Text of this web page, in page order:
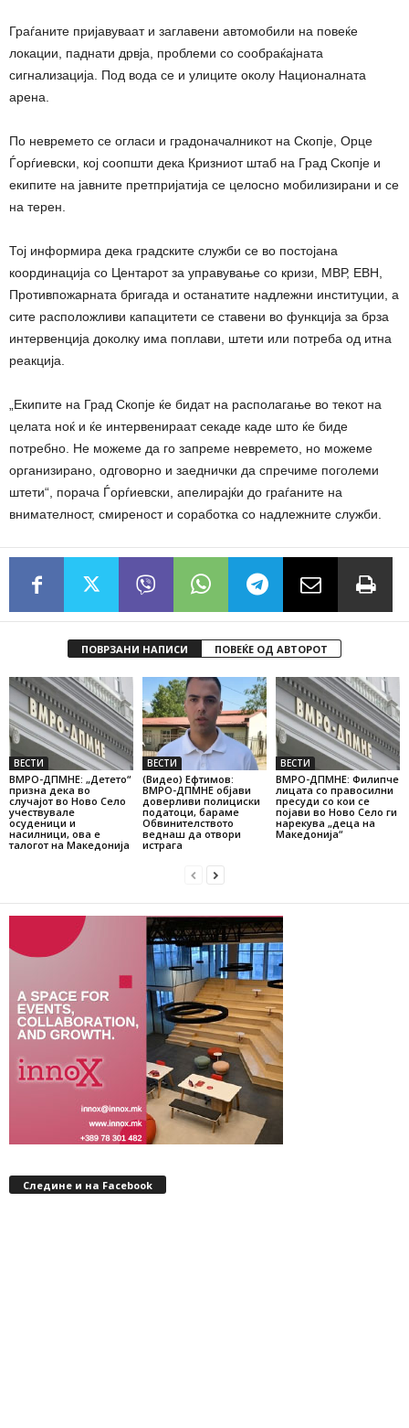
Граѓаните пријавуваат и заглавени автомобили на повеќе
локации, паднати дрвја, проблеми со сообраќајната
сигнализација. Под вода се и улиците околу Националната
арена.
По невремето се огласи и градоначалникот на Скопје, Орце
Ѓорѓиевски, кој соопшти дека Кризниот штаб на Град Скопје и
екипите на јавните претпријатија се целосно мобилизирани и се
на терен.
Тој информира дека градските служби се во постојана
координација со Центарот за управување со кризи, МВР, ЕВН,
Противпожарната бригада и останатите надлежни институции, а
сите расположливи капацитети се ставени во функција за брза
интервенција доколку има поплави, штети или потреба од итна
реакција.
„Екипите на Град Скопје ќе бидат на располагање во текот на
целата ноќ и ќе интервенираат секаде каде што ќе биде
потребно. Не можеме да го запреме невремето, но можеме
организирано, одговорно и заеднички да спречиме поголеми
штети“, порача Ѓорѓиевски, апелирајќи до граѓаните на
внимателност, смиреност и соработка со надлежните служби.
ПОВРЗАНИ НАПИСИ ПОВЕЌЕ ОД АВТОРОТ
ВЕСТИ
ВМРО-ДПМНЕ: „Детето“
призна дека во
случајот во Ново Село
учествувале
осуденици и
насилници, ова е
талогот на Македонија
ВЕСТИ
(Видео) Ефтимов:
ВМРО-ДПМНЕ објави
доверливи полициски
податоци, бараме
Обвинителството
веднаш да отвори
истрага
ВЕСТИ
ВМРО-ДПМНЕ: Филипче
лицата со правосилни
пресуди со кои се
појави во Ново Село ги
нарекува „деца на
Македонија“
Следине и на Facebook